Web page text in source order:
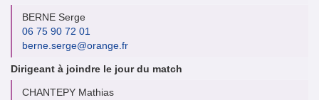
BERNE Serge
06 75 90 72 01
berne.serge@orange.fr
Dirigeant à joindre le jour du match
CHANTEPY Mathias